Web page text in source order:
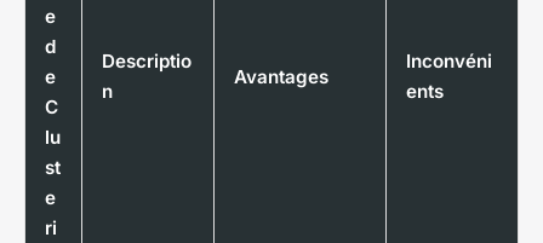
e
d
e
C
lu
st
e
ri
Descriptio
n
Avantages
Inconvéni
ents